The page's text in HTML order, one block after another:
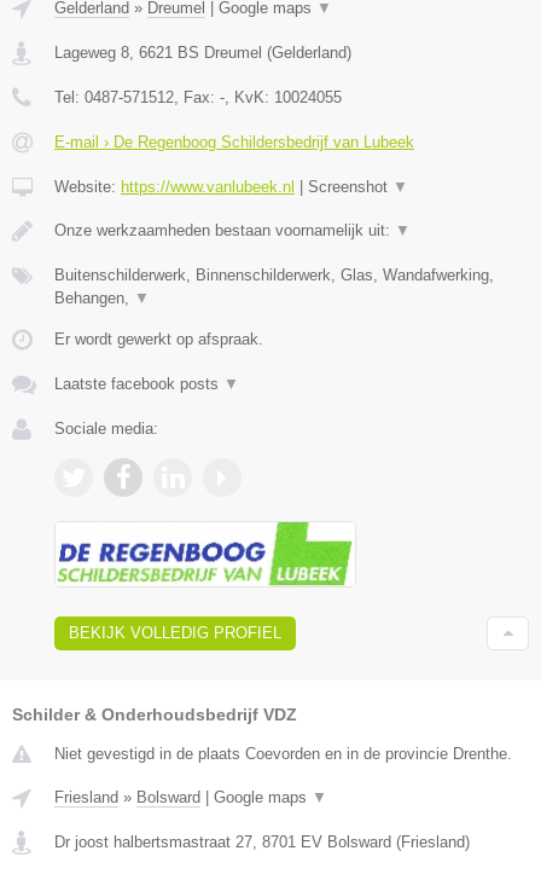
Gelderland » Dreumel Google maps ▼
Lageweg 8 6621 BS Dreumel (Gelderland)
Tel: 0487-571512 , Fax: - , KvK: 10024055
E-mail › De Regenboog Schildersbedrijf van Lubeek
Website: https://www.vanlubeek.nl Screenshot ▼
Onze werkzaamheden bestaan voornamelijk uit: ▼
Buitenschilderwerk, Binnenschilderwerk, Glas, Wandafwerking,
Behangen,
▼
Er wordt gewerkt op afspraak.
Laatste facebook posts ▼
Sociale media:
BEKIJK VOLLEDIG PROFIEL
Schilder & Onderhoudsbedrijf VDZ
Niet gevestigd in de plaats Coevorden en in de provincie Drenthe.
Friesland » Bolsward Google maps ▼
Dr joost halbertsmastraat 27, 8701 EV Bolsward (Friesland)